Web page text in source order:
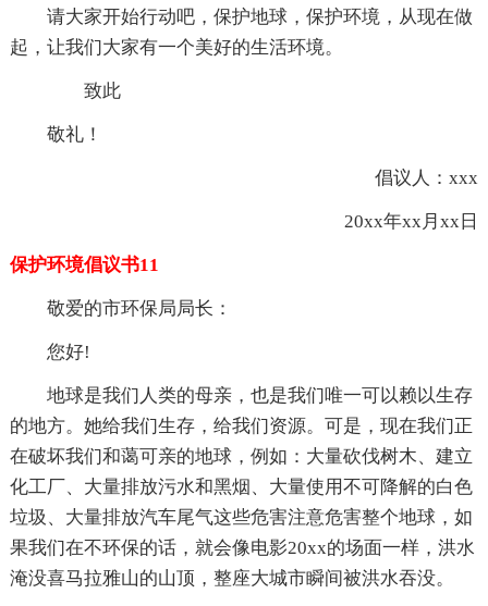
请大家开始行动吧，保护地球，保护环境，从现在做
起，让我们大家有一个美好的生活环境。
致此
敬礼！
倡议人：xxx
20xx年xx月xx日
保护环境倡议书11
敬爱的市环保局局长：
您好!
地球是我们人类的母亲，也是我们唯一可以赖以生存
的地方。她给我们生存，给我们资源。可是，现在我们正
在破坏我们和蔼可亲的地球，例如：大量砍伐树木、建立
化工厂、大量排放污水和黑烟、大量使用不可降解的白色
垃圾、大量排放汽车尾气这些危害注意危害整个地球，如
果我们在不环保的话，就会像电影20xx的场面一样，洪水
淹没喜马拉雅山的山顶，整座大城市瞬间被洪水吞没。